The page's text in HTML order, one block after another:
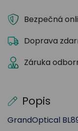
Popis
GrandOptical
Bezpečná
Doprava
Záruka